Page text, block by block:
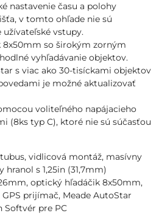
nastavenie času a polohy
v tomto ohľade nie sú
užívateľské vstupy.
so širokým zorným
vyhľadávanie objektov.
s viac ako 30-tisíckami objektov
je možné aktualizovať
voliteľného napájacieho
(8ks typ C), ktoré nie sú súčasťou
vidlicová montáž, masívny
s 1,25in (31,7mm)
optický hľadáčik 8x50mm,
prijímač, Meade AutoStar
Softvér pre PC